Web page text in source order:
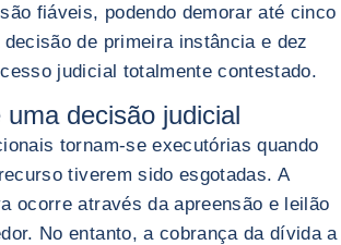
fiáveis, podendo demorar até cinco
de primeira instância e dez
judicial totalmente contestado.
uma decisão judicial
tornam-se executórias quando
tiverem sido esgotadas. A
ocorre através da apreensão e leilão
No entanto, a cobrança da dívida a